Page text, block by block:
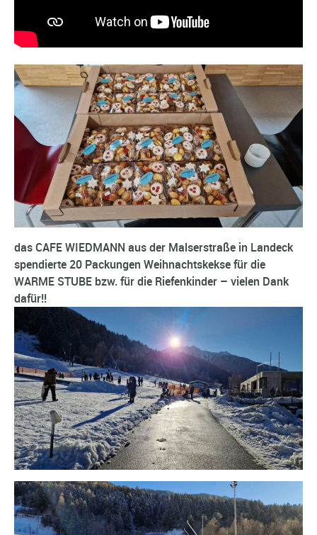
das CAFE WIEDMANN aus der Malserstraße in Landeck
spendierte 20 Packungen Weihnachtskekse für die
WARME STUBE bzw. für die Riefenkinder – vielen Dank
dafür!!